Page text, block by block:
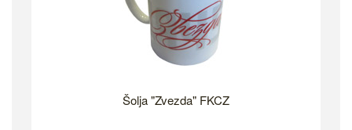
Šolja "Zvezda" FKCZ